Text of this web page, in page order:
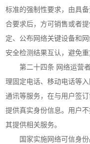
标准的强制性要求，由具
合要求后，方可销售或者
定、公布网络关键设备和
安全检测结果互认，避免重
第二十四条 网络运营者
理固定电话、移动电话等
通讯等服务，在与用户签
提供真实身份信息。用户
其提供相关服务。
国家实施网络可信身份